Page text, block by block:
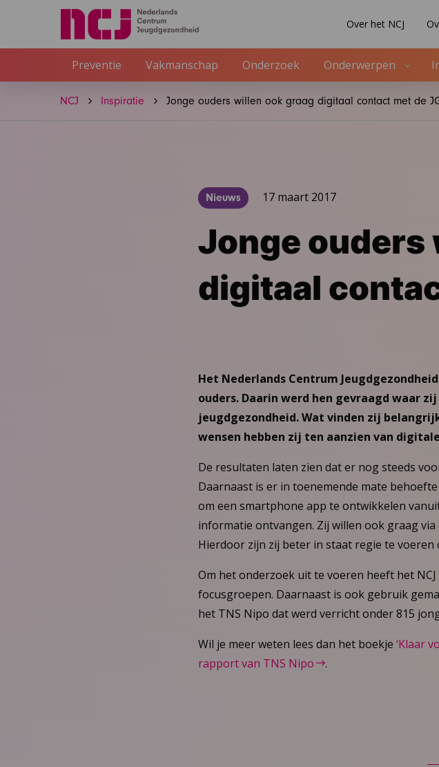
Over het NCJ
Preventie Vakmanschap Onderzoek Onderwerpen
NCJ Inspiratie Jonge ouders willen ook graag digitaal contact met de
Nieuws 17 maart 2017
Jonge ouders
digitaal
Het Nederlands Centrum
ouders. Daarin werd hen gevraagd waar
jeugdgezondheid. Wat vinden zij
wensen hebben zij ten aanzien van
De resultaten laten zien dat er nog steeds
Daarnaast is er in toenemende mate
om een smartphone app te ontwikkelen
informatie ontvangen. Zij willen ook graag
Hierdoor zijn zij beter in staat regie te voeren
Om het onderzoek uit te voeren heeft het
focusgroepen. Daarnaast is ook gebruik
het TNS Nipo dat werd verricht onder 815
Wil je meer weten lees dan het boekje ‘Klaar
rapport van TNS Nipo
.